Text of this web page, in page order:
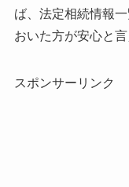
ば、 法定相続情報一
おいた方が安心と言
スポンサーリンク